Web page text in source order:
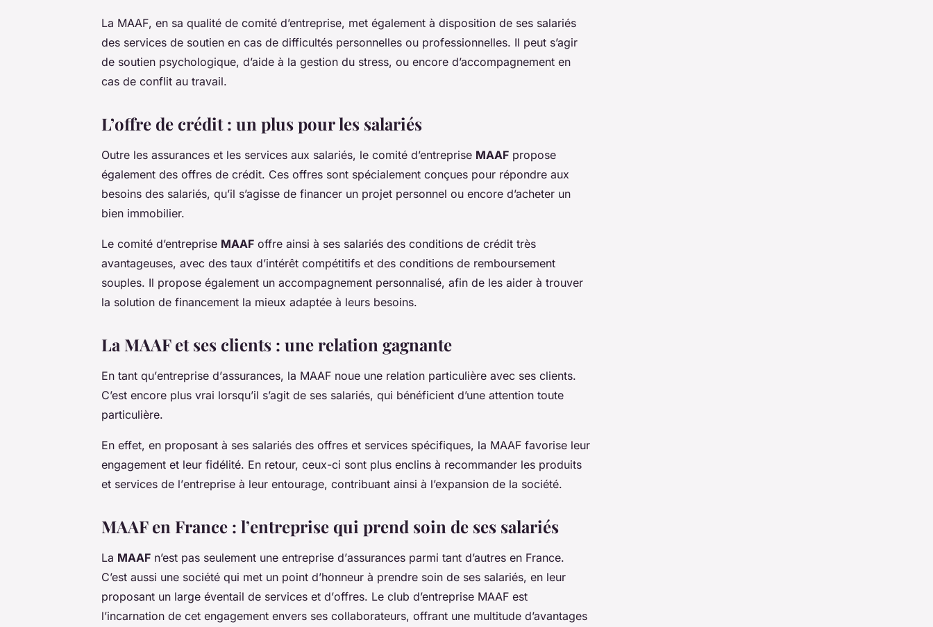
La MAAF, en sa qualité de comité d’entreprise, met également à disposition de ses salariés
des services de soutien en cas de difficultés personnelles ou professionnelles. Il peut s’agir
de soutien psychologique, d’aide à la gestion du stress, ou encore d’accompagnement en
cas de conflit au travail.
L’offre de crédit : un plus pour les salariés
Outre les assurances et les services aux salariés, le comité d’entreprise MAAF propose
également des offres de crédit. Ces offres sont spécialement conçues pour répondre aux
besoins des salariés, qu’il s’agisse de financer un projet personnel ou encore d’acheter un
bien immobilier.
Le comité d’entreprise MAAF offre ainsi à ses salariés des conditions de crédit très
avantageuses, avec des taux d’intérêt compétitifs et des conditions de remboursement
souples. Il propose également un accompagnement personnalisé, afin de les aider à trouver
la solution de financement la mieux adaptée à leurs besoins.
La MAAF et ses clients : une relation gagnante
En tant qu’entreprise d’assurances, la MAAF noue une relation particulière avec ses clients.
C’est encore plus vrai lorsqu’il s’agit de ses salariés, qui bénéficient d’une attention toute
particulière.
En effet, en proposant à ses salariés des offres et services spécifiques, la MAAF favorise leur
engagement et leur fidélité. En retour, ceux-ci sont plus enclins à recommander les produits
et services de l’entreprise à leur entourage, contribuant ainsi à l’expansion de la société.
MAAF en France : l’entreprise qui prend soin de ses salariés
La MAAF n’est pas seulement une entreprise d’assurances parmi tant d’autres en France.
C’est aussi une société qui met un point d’honneur à prendre soin de ses salariés, en leur
proposant un large éventail de services et d’offres. Le club d’entreprise MAAF est
l’incarnation de cet engagement envers ses collaborateurs, offrant une multitude d’avantages